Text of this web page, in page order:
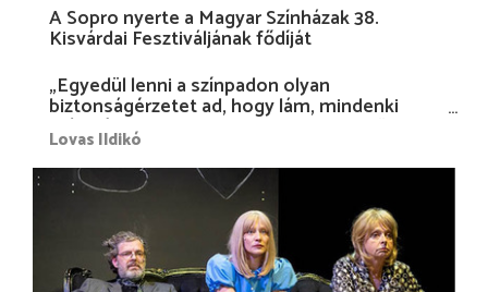
A Sopro nyerte a Magyar Színházak 38.
Kisvárdai Fesztiváljának fődíját
„Egyedül lenni a színpadon olyan
biztonságérzetet ad, hogy lám, mindenki
más nélkül is megvagyok magammal…”
Lovas Ildikó